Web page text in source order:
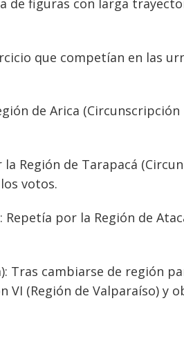
de figuras con larga
que competían en las
de Arica
Región de Tarapacá
votos.
Repetía por la Región de
Tras cambiarse de región
(Región de Valparaíso) y